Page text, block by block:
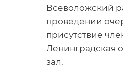
Всеволожский
проведении
присутствие
Ленинградская
зал.